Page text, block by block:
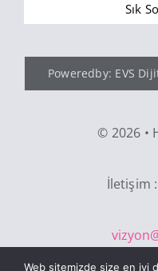
Sık
Poweredby: EVS
© 2026 •
İletişim
Web sitemizde size en iyi